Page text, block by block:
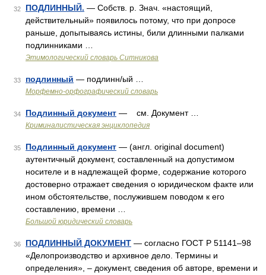
32 ПОДЛИННЫЙ. — Собств. р. Знач. «настоящий,
действительный» появилось потому, что при допросе
раньше, допытываясь истины, били длинными палками
подлинниками …
Этимологический словарь Ситникова
33 подлинный — подлинн/ый …
Морфемно-орфографический словарь
34 Подлинный документ — см. Документ …
Криминалистическая энциклопедия
35 Подлинный документ — (англ. original document)
аутентичный документ, составленный на допустимом
носителе и в надлежащей форме, содержание которого
достоверно отражает сведения о юридическом факте или
ином обстоятельстве, послужившем поводом к его
составлению, времени …
Большой юридический словарь
36 ПОДЛИННЫЙ ДОКУМЕНТ — согласно ГОСТ Р 51141–98
«Делопроизводство и архивное дело. Термины и
определения», – документ, сведения об авторе, времени и